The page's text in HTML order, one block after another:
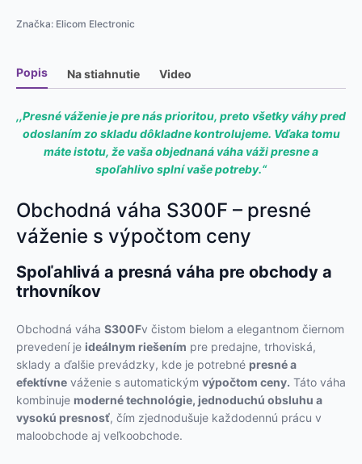
Značka: Elicom Electronic
Popis Na stiahnutie Video
,,Presné váženie je pre nás prioritou, preto všetky váhy pred
odoslaním zo skladu dôkladne kontrolujeme. Vďaka tomu
máte istotu, že vaša objednaná váha váži presne a
spoľahlivo splní vaše potreby.“
Obchodná váha S300F – presné
váženie s výpočtom ceny
Spoľahlivá a presná váha pre obchody a
trhovníkov
Obchodná váha S300Fv čistom bielom a elegantnom čiernom
prevedení je ideálnym riešením pre predajne, trhoviská,
sklady a ďalšie prevádzky, kde je potrebné presné a
efektívne váženie s automatickým výpočtom ceny. Táto váha
kombinuje moderné technológie, jednoduchú obsluhu a
vysokú presnosť, čím zjednodušuje každodennú prácu v
maloobchode aj veľkoobchode.